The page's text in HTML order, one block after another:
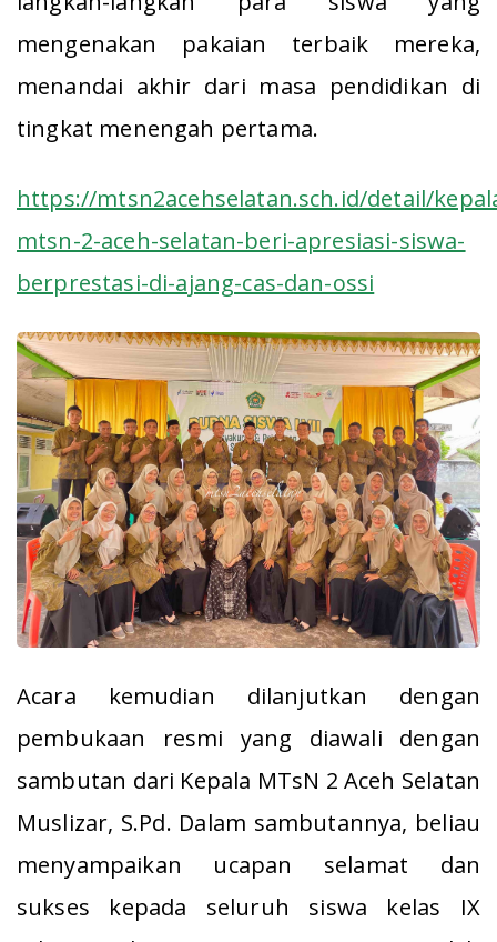
mengenakan pakaian terbaik mereka,
menandai akhir dari masa pendidikan di
tingkat menengah pertama.
https://mtsn2acehselatan.sch.id/detail/
mtsn-2-aceh-selatan-beri-apresiasi-siswa-
berprestasi-di-ajang-cas-dan-ossi
Acara kemudian dilanjutkan dengan
pembukaan resmi yang diawali dengan
sambutan dari Kepala MTsN 2 Aceh Selatan
Muslizar, S.Pd. Dalam sambutannya, beliau
menyampaikan ucapan selamat dan
sukses kepada seluruh siswa kelas IX